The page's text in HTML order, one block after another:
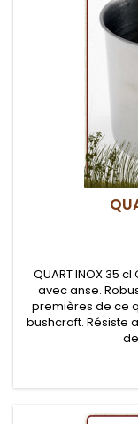
QUART INOX 35
avec anse.
premières de ce
bushcraft. Résiste